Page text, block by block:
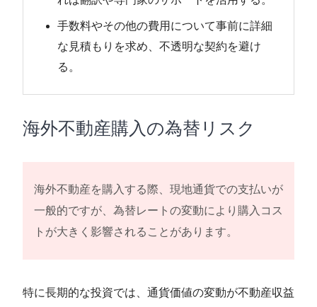
手数料やその他の費用について事前に詳細
な見積もりを求め、不透明な契約を避け
る。
海外不動産購入の為替リスク
海外不動産を購入する際、現地通貨での支払いが
一般的ですが、為替レートの変動により購入コス
トが大きく影響されることがあります。
特に長期的な投資では、通貨価値の変動が不動産収益